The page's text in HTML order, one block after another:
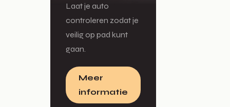
Laat je auto
controleren zodat je
veilig op pad kunt
gaan.
Meer
informatie